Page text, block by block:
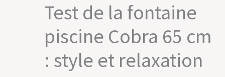
Test de la fontaine
piscine Cobra 65 cm
: style et relaxation